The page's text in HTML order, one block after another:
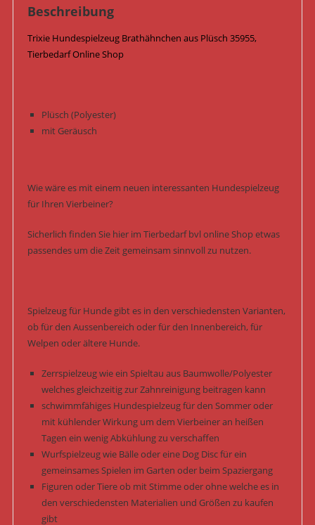
Beschreibung
Trixie Hundespielzeug Brathähnchen aus Plüsch 35955,
Tierbedarf Online Shop
Plüsch (Polyester)
mit Geräusch
Wie wäre es mit einem neuen interessanten Hundespielzeug
für Ihren Vierbeiner?
Sicherlich finden Sie hier im Tierbedarf bvl online Shop etwas
passendes um die Zeit gemeinsam sinnvoll zu nutzen.
Spielzeug für Hunde gibt es in den verschiedensten Varianten,
ob für den Aussenbereich oder für den Innenbereich, für
Welpen oder ältere Hunde.
Zerrspielzeug wie ein Spieltau aus Baumwolle/Polyester
welches gleichzeitig zur Zahnreinigung beitragen kann
schwimmfähiges Hundespielzeug für den Sommer oder
mit kühlender Wirkung um dem Vierbeiner an heißen
Tagen ein wenig Abkühlung zu verschaffen
Wurfspielzeug wie Bälle oder eine Dog Disc für ein
gemeinsames Spielen im Garten oder beim Spaziergang
Figuren oder Tiere ob mit Stimme oder ohne welche es in
den verschiedensten Materialien und Größen zu kaufen
gibt